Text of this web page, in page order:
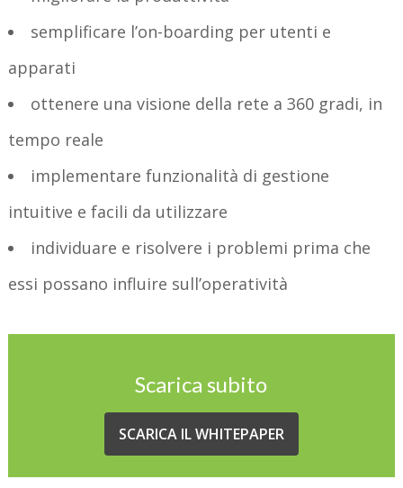
semplificare l’on-boarding per utenti e
apparati
ottenere una visione della rete a 360 gradi, in
tempo reale
implementare funzionalità di gestione
intuitive e facili da utilizzare
individuare e risolvere i problemi prima che
essi possano influire sull’operatività
Scarica subito
SCARICA IL WHITEPAPER